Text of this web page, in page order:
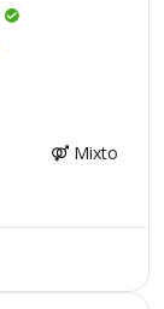
Mixto